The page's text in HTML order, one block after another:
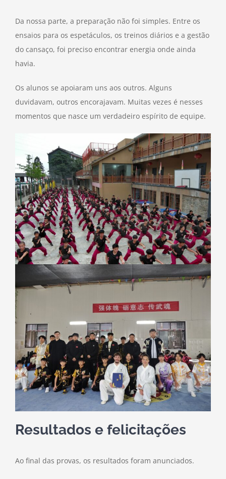
Da nossa parte, a preparação não foi simples. Entre os
ensaios para os espetáculos, os treinos diários e a gestão
do cansaço, foi preciso encontrar energia onde ainda
havia.
Os alunos se apoiaram uns aos outros. Alguns
duvidavam, outros encorajavam. Muitas vezes é nesses
momentos que nasce um verdadeiro espírito de equipe.
Resultados e felicitações
Ao final das provas, os resultados foram anunciados.